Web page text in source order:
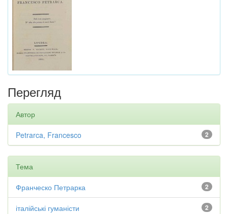
Перегляд
Автор
2
Petrarca, Francesco
Тема
2
Франческо Петрарка
2
італійські гуманісти